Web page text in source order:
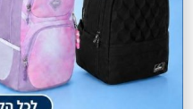
מחיר מקורי
1211 ₪